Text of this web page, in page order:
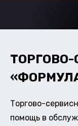
Торгово-
помощь в